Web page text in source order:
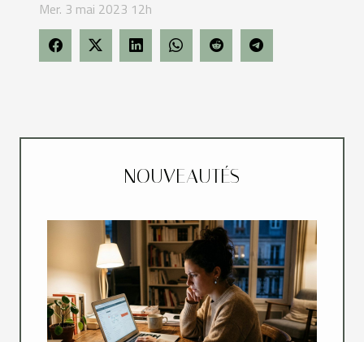
Mer. 3 mai 2023 12h
NOUVEAUTÉS